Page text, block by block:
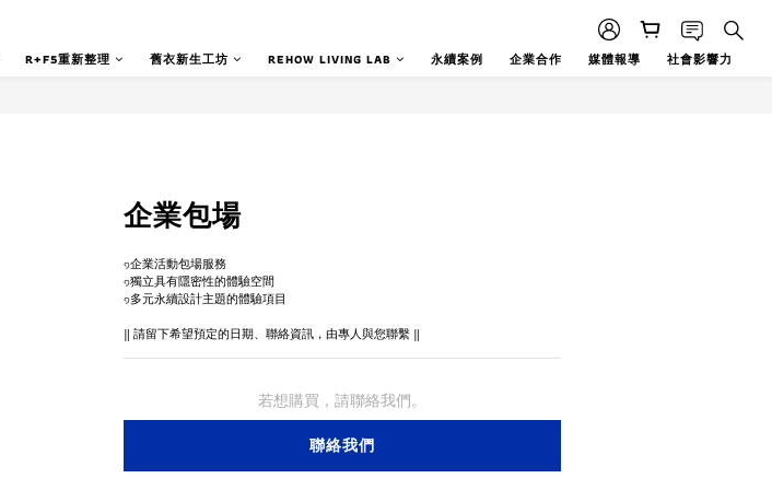
R+F5重新整理 舊衣新生工坊 REHOW LIVING LAB 永續案例 企業合作 媒體報導 社會影響力
企業包場
๑企業活動包場服務
๑獨立具有隱密性的體驗空間
๑多元永續設計主題的體驗項目
‖ 請留下希望預定的日期、聯絡資訊，由專人與您聯繫 ‖
若想購買，請聯絡我們。
聯絡我們